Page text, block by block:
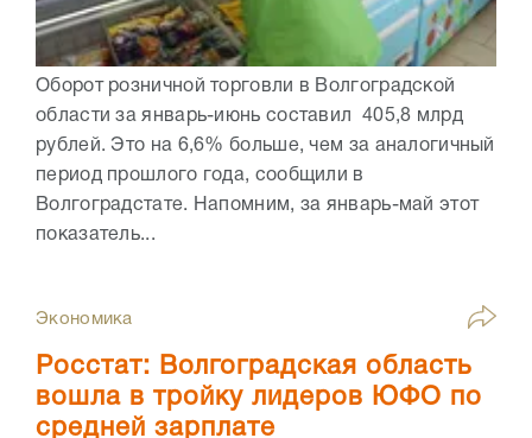
Оборот розничной торговли в Волгоградской
области за январь-июнь составил 405,8 млрд
рублей. Это на 6,6% больше, чем за аналогичный
период прошлого года, сообщили в
Волгоградстате. Напомним, за январь-май этот
показатель...
Экономика
Росстат: Волгоградская область
вошла в тройку лидеров ЮФО по
средней зарплате